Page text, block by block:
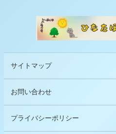
サイトマップ
お問い合わせ
プライバシーポリシー